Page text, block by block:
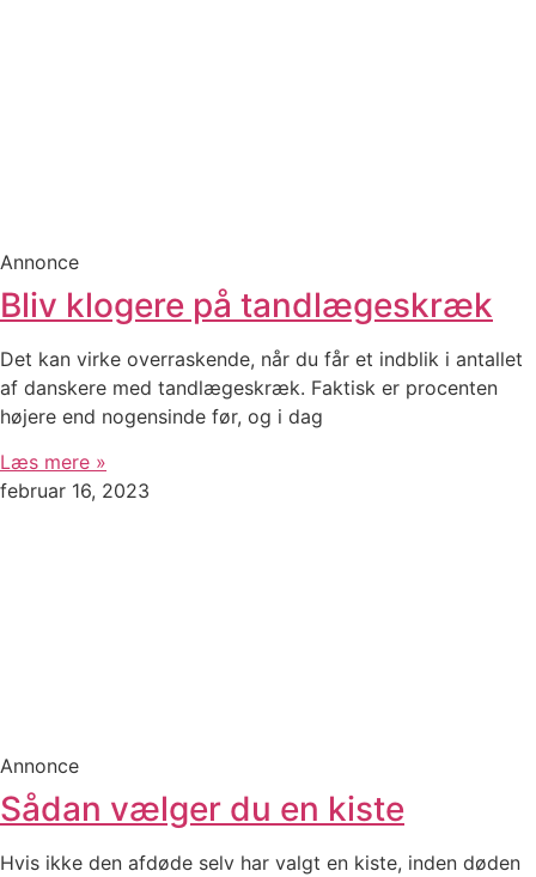
Annonce
Bliv klogere på tandlægeskræk
Det kan virke overraskende, når du får et indblik i antallet
af danskere med tandlægeskræk. Faktisk er procenten
højere end nogensinde før, og i dag
Læs mere »
februar 16, 2023
Annonce
Sådan vælger du en kiste
Hvis ikke den afdøde selv har valgt en kiste, inden døden